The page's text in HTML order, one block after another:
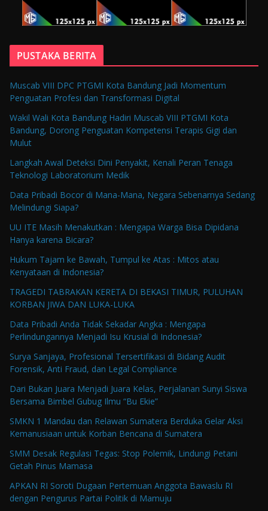
PUSTAKA BERITA
Muscab VIII DPC PTGMI Kota Bandung Jadi Momentum
Penguatan Profesi dan Transformasi Digital
Wakil Wali Kota Bandung Hadiri Muscab VIII PTGMI Kota
Bandung, Dorong Penguatan Kompetensi Terapis Gigi dan
Mulut
Langkah Awal Deteksi Dini Penyakit, Kenali Peran Tenaga
Teknologi Laboratorium Medik
Data Pribadi Bocor di Mana-Mana, Negara Sebenarnya Sedang
Melindungi Siapa?
UU ITE Masih Menakutkan : Mengapa Warga Bisa Dipidana
Hanya karena Bicara?
Hukum Tajam ke Bawah, Tumpul ke Atas : Mitos atau
Kenyataan di Indonesia?
TRAGEDI TABRAKAN KERETA DI BEKASI TIMUR, PULUHAN
KORBAN JIWA DAN LUKA-LUKA
Data Pribadi Anda Tidak Sekadar Angka : Mengapa
Perlindungannya Menjadi Isu Krusial di Indonesia?
Surya Sanjaya, Profesional Tersertifikasi di Bidang Audit
Forensik, Anti Fraud, dan Legal Compliance
Dari Bukan Juara Menjadi Juara Kelas, Perjalanan Sunyi Siswa
Bersama Bimbel Gubug Ilmu “Bu Ekie”
SMKN 1 Mandau dan Relawan Sumatera Berduka Gelar Aksi
Kemanusiaan untuk Korban Bencana di Sumatera
SMM Desak Regulasi Tegas: Stop Polemik, Lindungi Petani
Getah Pinus Mamasa
APKAN RI Soroti Dugaan Pertemuan Anggota Bawaslu RI
dengan Pengurus Partai Politik di Mamuju